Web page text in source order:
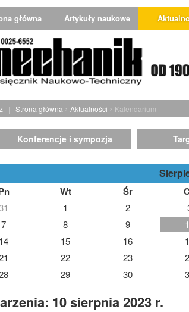
główna Artykuły naukowe
| Strona główna › Aktualności › Kalendarium
Konferencje i sympozja
Wt Śr
1 2
7
8 9
14
15 16
22 23
29 30
10 sierpnia 2023 r.